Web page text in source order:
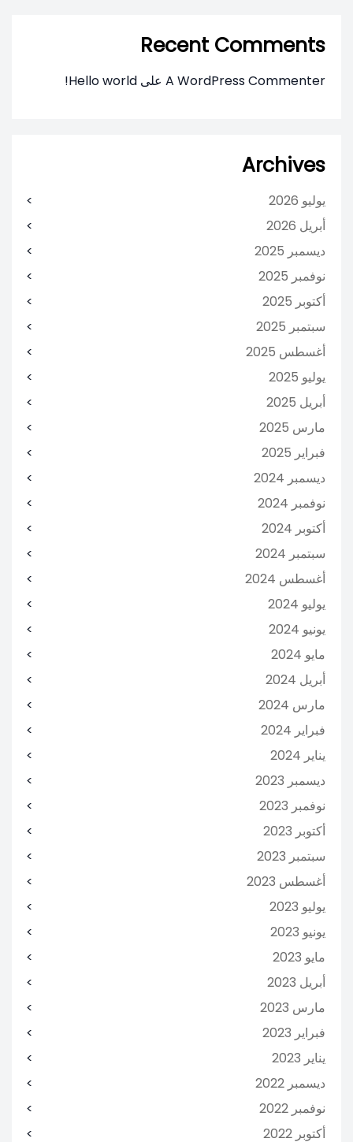
Recent Comments
A WordPress Commenter على Hello world!
Archives
يوليو 2026
أبريل 2026
ديسمبر 2025
نوفمبر 2025
أكتوبر 2025
سبتمبر 2025
أغسطس 2025
يوليو 2025
أبريل 2025
مارس 2025
فبراير 2025
ديسمبر 2024
نوفمبر 2024
أكتوبر 2024
سبتمبر 2024
أغسطس 2024
يوليو 2024
يونيو 2024
مايو 2024
أبريل 2024
مارس 2024
فبراير 2024
يناير 2024
ديسمبر 2023
نوفمبر 2023
أكتوبر 2023
سبتمبر 2023
أغسطس 2023
يوليو 2023
يونيو 2023
مايو 2023
أبريل 2023
مارس 2023
فبراير 2023
يناير 2023
ديسمبر 2022
نوفمبر 2022
أكتوبر 2022